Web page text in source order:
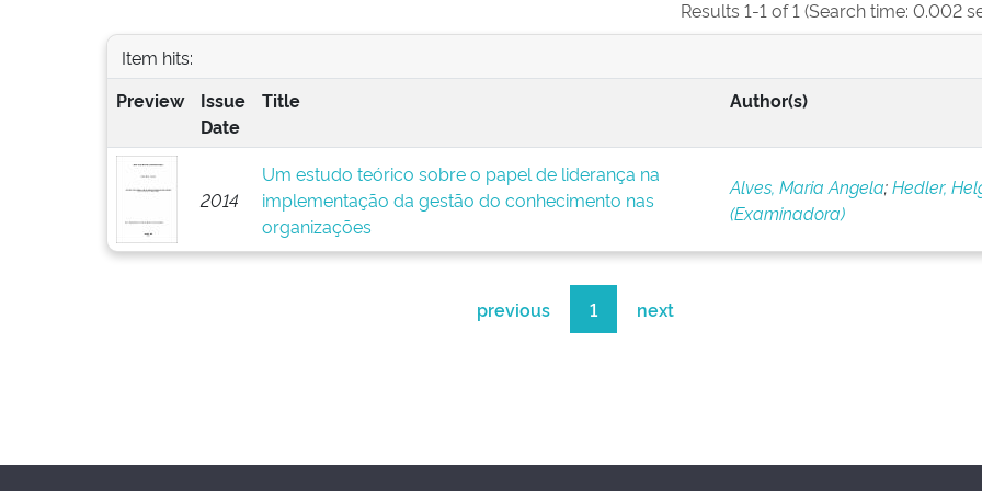
Results 1-1 of 1 (Search time: 0.002
Item hits:
Preview
Issue
Date
Title Author(s)
2014
Um estudo teórico sobre o papel de liderança na
implementação da gestão do conhecimento nas
organizações
Alves, Maria Angela;Hedler,
(Examinadora)
previous 1 next